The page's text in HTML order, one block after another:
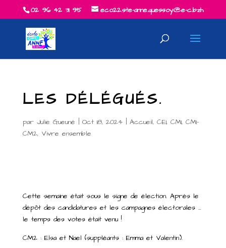
02 96 42 31 95 eco22.ste-anne.quessoy@e-c.bzh
LES DÉLÉGUÉS.
par Julie Gueuné | Oct 18, 2024| Accueil, CE1, CM1, CM1-
CM2, Vivre ensemble
Cette semaine était sous le signe de élection. Après le
dépôt des candidatures et les campagnes électorales …
le temps des votes était venu !
CM2 : Elsa et Nael (suppléants : Emma et Valentin).